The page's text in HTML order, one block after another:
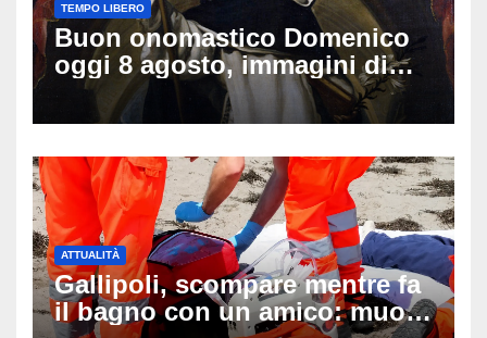
TEMPO LIBERO
Buon onomastico Domenico
oggi 8 agosto, immagini di
auguri da condividere
ATTUALITÀ
Gallipoli, scompare mentre fa
il bagno con un amico: muore